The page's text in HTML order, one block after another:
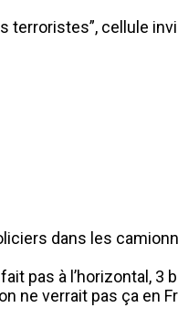
cellule
dans les
pas à l’horizontal,
ne verrait pas ça en